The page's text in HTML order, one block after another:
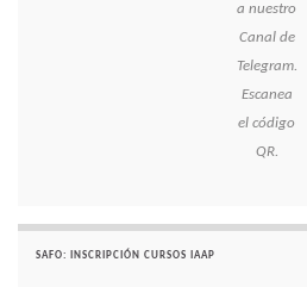
a nuestro
Canal de
Telegram.
Escanea
el código
QR.
SAFO: INSCRIPCIÓN CURSOS IAAP